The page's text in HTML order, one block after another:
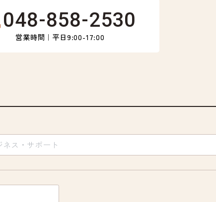
048-858-2530
営業時間｜平日9:00-17:00